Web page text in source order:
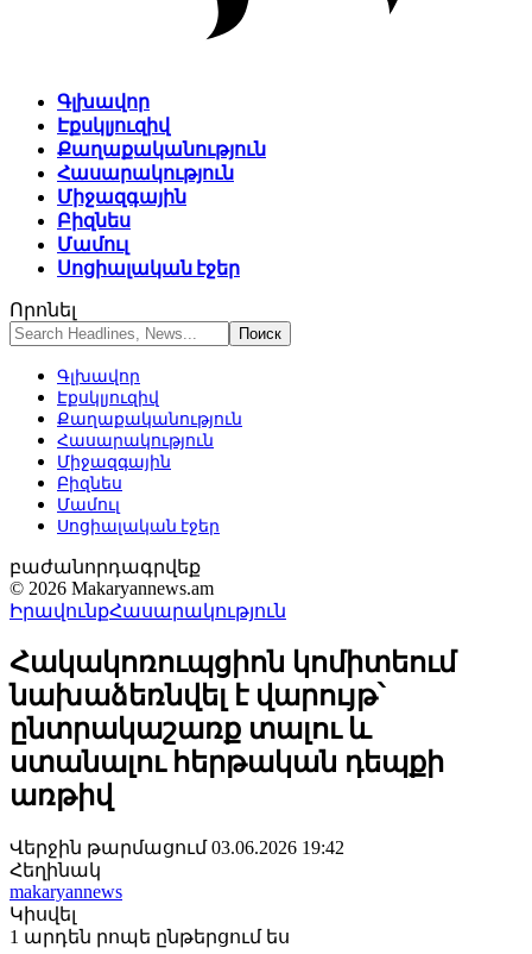
Գլխավոր
Էքսկլյուզիվ
Քաղաքականություն
Հասարակություն
Միջազգային
Բիզնես
Մամուլ
Սոցիալական էջեր
Որոնել
Գլխավոր
Էքսկլյուզիվ
Քաղաքականություն
Հասարակություն
Միջազգային
Բիզնես
Մամուլ
Սոցիալական էջեր
բաժանորդագրվեք
© 2026 Makaryannews.am
ԻրավունքՀասարակություն
Հակակոռուպցիոն կոմիտեում
նախաձեռնվել է վարույթ՝
ընտրակաշառք տալու և
ստանալու հերթական դեպքի
առթիվ
Վերջին թարմացում 03.06.2026 19:42
Հեղինակ
makaryannews
Կիսվել
1 արդեն րոպե ընթերցում ես